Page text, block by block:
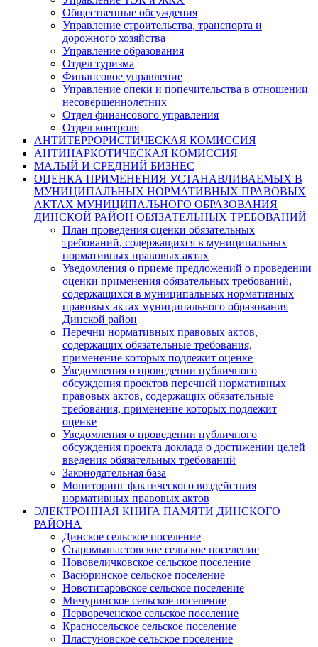
Общественные обсуждения
Управление строительства, транспорта и
дорожного хозяйства
Управление образования
Отдел туризма
Финансовое управление
Управление опеки и попечительства в отношении
несовершеннолетних
Отдел финансового управления
Отдел контроля
АНТИТЕРРОРИСТИЧЕСКАЯ КОМИССИЯ
АНТИНАРКОТИЧЕСКАЯ КОМИССИЯ
МАЛЫЙ И СРЕДНИЙ БИЗНЕС
ОЦЕНКА ПРИМЕНЕНИЯ УСТАНАВЛИВАЕМЫХ В
МУНИЦИПАЛЬНЫХ НОРМАТИВНЫХ ПРАВОВЫХ
АКТАХ МУНИЦИПАЛЬНОГО ОБРАЗОВАНИЯ
ДИНСКОЙ РАЙОН ОБЯЗАТЕЛЬНЫХ ТРЕБОВАНИЙ
План проведения оценки обязательных
требований, содержащихся в муниципальных
нормативных правовых актах
Уведомления о приеме предложений о проведении
оценки применения обязательных требований,
содержащихся в муниципальных нормативных
правовых актах муниципального образования
Динской район
Перечни нормативных правовых актов,
содержащих обязательные требования,
применение которых подлежит оценке
Уведомления о проведении публичного
обсуждения проектов перечней нормативных
правовых актов, содержащих обязательные
требования, применение которых подлежит
оценке
Уведомления о проведении публичного
обсуждения проекта доклада о достижении целей
введения обязательных требований
Законодательная база
Мониторинг фактического воздействия
нормативных правовых актов
ЭЛЕКТРОННАЯ КНИГА ПАМЯТИ ДИНСКОГО
РАЙОНА
Динское сельское поселение
Старомышастовское сельское поселение
Нововеличковское сельское поселение
Васюринское сельское поселение
Новотитаровское сельское поселение
Мичуринское сельское поселение
Первореченское сельское поселение
Красносельское сельское поселение
Пластуновское сельское поселение